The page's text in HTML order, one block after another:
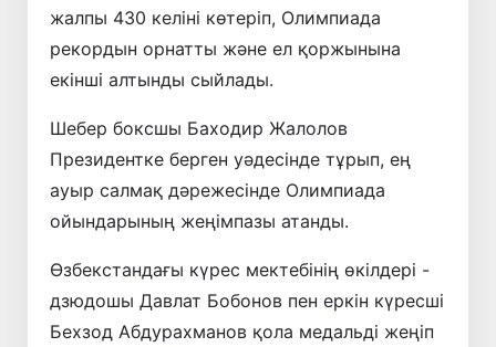
жалпы 430 келіні көтеріп, Олимпиада
рекордын орнатты және ел қоржынына
екінші алтынды сыйлады.
Шебер боксшы Баходир Жалолов
Президентке берген уәдесінде тұрып, ең
ауыр салмақ дәрежесінде Олимпиада
ойындарының жеңімпазы атанды.
Өзбекстандағы күрес мектебінің өкілдері -
дзюдошы Давлат Бобонов пен еркін күресші
Бехзод Абдурахманов қола медальді жеңіп